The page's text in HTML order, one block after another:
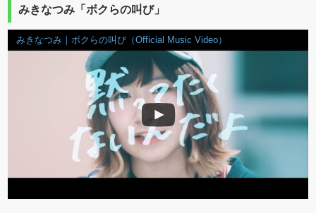
みきなつみ「ボクらの叫び」
みきなつみ｜ボクらの叫び（Official Music Video）